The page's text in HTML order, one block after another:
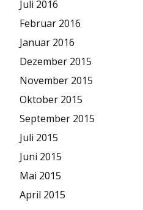
Juli 2016
Februar 2016
Januar 2016
Dezember 2015
November 2015
Oktober 2015
September 2015
Juli 2015
Juni 2015
Mai 2015
April 2015